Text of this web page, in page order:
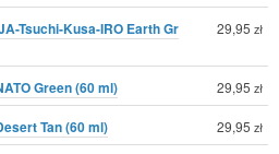
Tsuchi-Kusa-IRO Earth Gr
29,95 zł
Green (60 ml) 29,95 zł
Tan (60 ml) 29,95 zł